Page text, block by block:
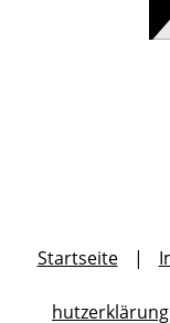
Startseite |
hutzerklärung